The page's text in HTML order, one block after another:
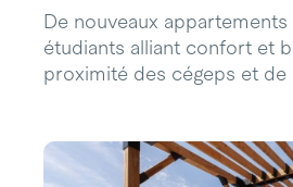
De nouveaux
étudiants alliant confort et
proximité des cégeps et de